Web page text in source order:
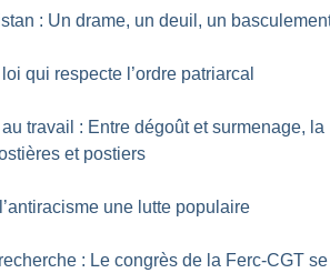
: Un drame, un deuil, un
qui respecte l’ordre patriarcal
travail : Entre dégoût et surmenage, la
et postiers
une lutte populaire
: Le congrès de la Ferc-CGT se